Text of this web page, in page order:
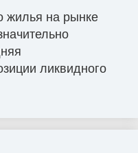
жилья на рынке
ликвидного